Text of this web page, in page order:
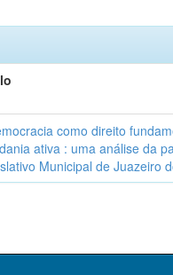
como direito
ativa : uma análise da
Municipal de Juazeiro